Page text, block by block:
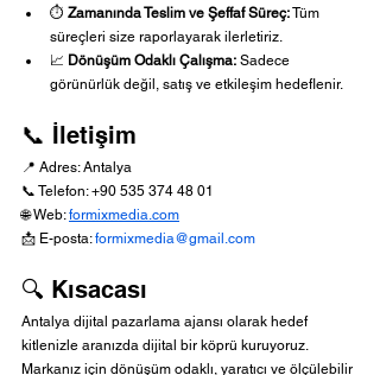
⏱️ Zamanında Teslim ve Şeffaf Süreç: Tüm
süreçleri size raporlayarak ilerletiriz.
📈 Dönüşüm Odaklı Çalışma: Sadece
görünürlük değil, satış ve etkileşim hedeflenir.
📞 İletişim
📍 Adres: Antalya
📞 Telefon: +90 535 374 48 01
🌐 Web: formixmedia.com
📩 E-posta: formixmedia@gmail.com
🔍 Kısacası
Antalya dijital pazarlama ajansı olarak hedef
kitlenizle aranızda dijital bir köprü kuruyoruz.
Markanız için dönüşüm odaklı, yaratıcı ve ölçülebilir